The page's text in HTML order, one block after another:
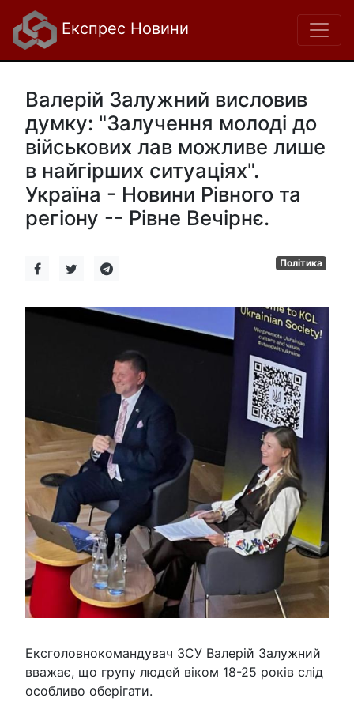
Експрес Новини
Валерій Залужний висловив
думку: "Залучення молоді до
військових лав можливе лише
в найгірших ситуаціях".
Україна - Новини Рівного та
регіону -- Рівне Вечірнє.
Політика
Ексголовнокомандувач ЗСУ Валерій Залужний
вважає, що групу людей віком 18-25 років слід
особливо оберігати.